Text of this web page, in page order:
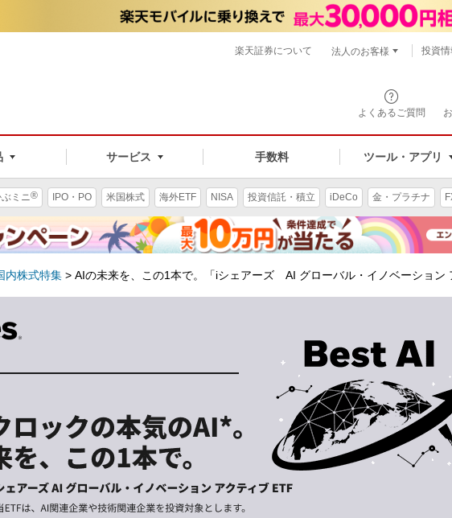
よくあるご質問
サービス 手数料 ツール・アプリ
楽天証券について 法人のお客様 投資
ミニ® IPO・PO 米国株式 海外ETF NISA 投資信託・積立 iDeCo 金・プラチナ
内株式特集 > AIの未来を、この1本で。「iシェアーズ AI グローバル・イノベーション